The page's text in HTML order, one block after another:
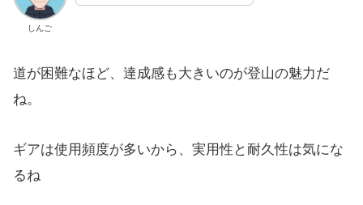
しんご
道が困難なほど、達成感も大きいのが登山の魅力だ
ね。
ギアは使用頻度が多いから、実用性と耐久性は気にな
るね